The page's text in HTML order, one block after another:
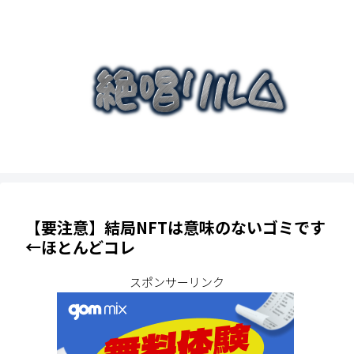
【要注意】結局NFTは意味のないゴミです
←ほとんどコレ
スポンサーリンク